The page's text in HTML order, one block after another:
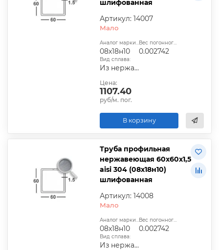
шлифованная
Артикул: 14007
Мало
Аналог марки стали:
08х18н10
Вес погонного метра, т.:
0.002742
Вид сплава:
Из нержавеющей стали
Цена:
1107.40
руб/м. пог.
В корзину
Труба профильная
нержавеющая 60х60х1,5
aisi 304 (08х18н10)
шлифованная
Артикул: 14008
Мало
Аналог марки стали:
08х18н10
Вес погонного метра, т.:
0.002742
Вид сплава:
Из нержавеющей стали